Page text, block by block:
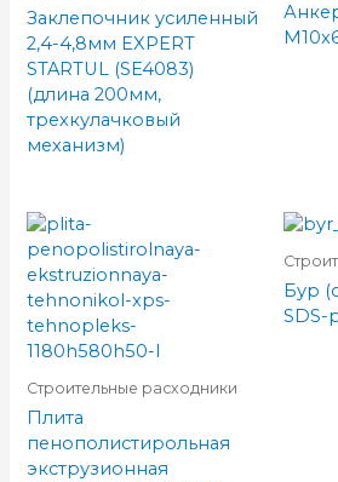
Заклепочник усиленный
2,4-4,8мм EXPERT
STARTUL (SE4083)
(длина 200мм,
трехкулачковый
механизм)
Строительные расходники
Плита
пенополистирольная
экструзионная
Бур
SDS-